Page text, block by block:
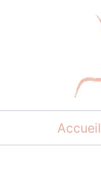
Accueil